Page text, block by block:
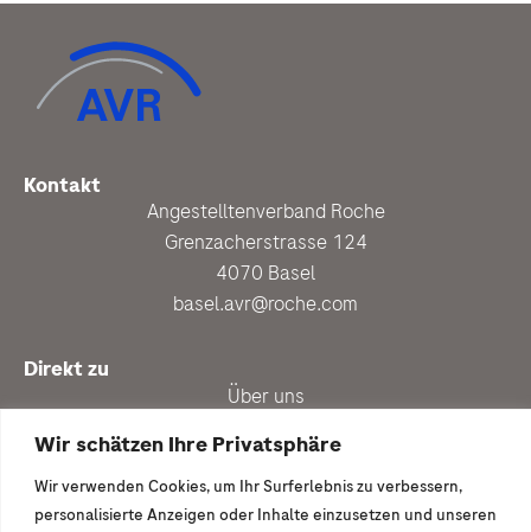
Wir schätzen Ihre Privatsphäre
Wir verwenden Cookies, um Ihr Surferlebnis zu verbessern,
personalisierte Anzeigen oder Inhalte einzusetzen und unseren
Kontakt
Angestelltenverband Roche
Grenzacherstrasse 124
4070 Basel
basel.avr@roche.com
Direkt zu
Über uns
Personalberatung
Aktuell
Vergünstigungen